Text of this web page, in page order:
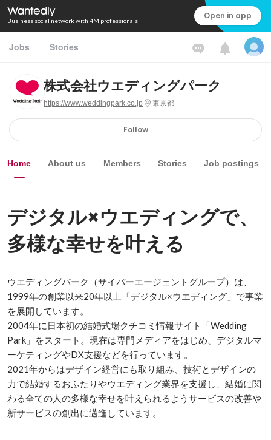
Business social network with 4M professionals Open in app
Jobs Stories
株式会社ウエディングパーク
https://www.weddingpark.co.jp 東京都
Follow
Home About us Members Stories Job postings
デジタル×ウエディングで、
多様な幸せを叶える
ウエディングパーク（サイバーエージェントグループ）は、
1999年の創業以来20年以上「デジタル×ウエディング」で事業
を展開しています。
2004年に日本初の結婚式場クチコミ情報サイト「Wedding
Park」をスタート。現在は専門メディアをはじめ、デジタルマ
ーケティングやDX支援などを行っています。
2021年からはデザイン経営にも取り組み、技術とデザインの
力で結婚するおふたりやウエディング業界を支援し、結婚に関
わる全ての人の多様な幸せを叶えられるようサービスの改善や
新サービスの創出に邁進しています。